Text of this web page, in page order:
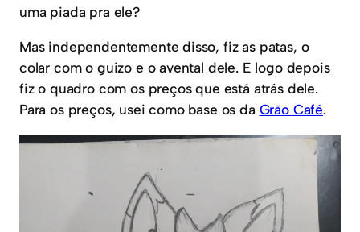
uma piada pra ele?
Mas independentemente disso, fiz as patas, o
colar com o guizo e o avental dele. E logo depois
fiz o quadro com os preços que está atrás dele.
Para os preços, usei como base os da Grão Café.